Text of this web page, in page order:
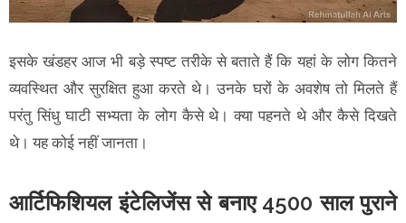
इसके खंडहर आज भी बड़े स्पष्ट तरीके से बताते हैं कि यहां के लोग कितने
व्यवस्थित और सुरक्षित हुआ करते थे। उनके घरों के अवशेष तो मिलते हैं
परंतु सिंधु घाटी सभ्यता के लोग कैसे थे। क्या पहनते थे और कैसे दिखते
थे। यह कोई नहीं जानता।
आर्टिफिशियल इंटेलिजेंस से बनाए 4500 साल पुराने